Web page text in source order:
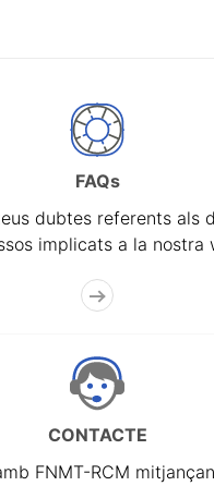
FAQs
dubtes referents als
implicats a la nostra
CONTACTE
FNMT-RCM